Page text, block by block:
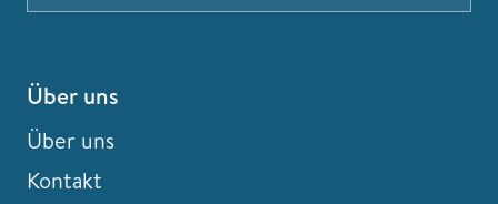
Über uns
Über uns
Kontakt